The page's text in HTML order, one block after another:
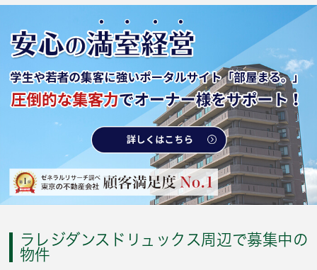
ラレジダンスドリュックス周辺で募集中の
物件